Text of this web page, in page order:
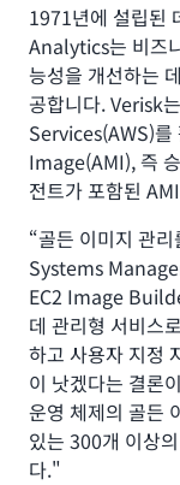
1971년에 설립된
Analytics는 비즈
능성을 개선하는
공합니다. Verisk
Services(AWS)
Image(AMI), 즉
전트가 포함된
“골든 이미지 관
Systems
EC2 Image
데 관리형 서비스
하고 사용자 지정
이 낫겠다는 결론
운영 체제의 골든
있는 300개 이상
다."